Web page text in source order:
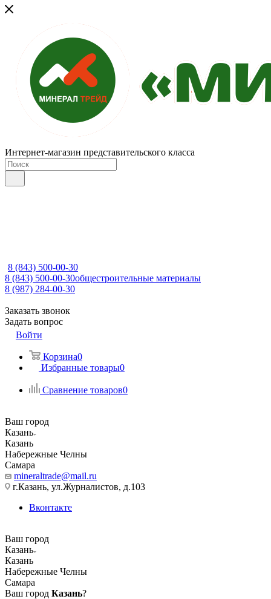
Интернет-магазин представительского класса
8 (843) 500-00-30
8 (843) 500-00-30общестроительные материалы
8 (987) 284-00-30
Заказать звонок
Задать вопрос
Войти
Корзина0
Избранные товары0
Сравнение товаров0
Ваш город
Казань
Казань
Набережные Челны
Самара
mineraltrade@mail.ru
г.Казань, ул.Журналистов, д.103
Вконтакте
Ваш город
Казань
Казань
Набережные Челны
Самара
Ваш город Казань?